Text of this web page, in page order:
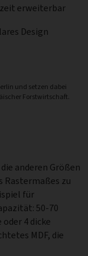
erweiterbar
Design
und setzen dabei
Forstwirtschaft.
anderen Größen
Rastermaßes zu
für
50-70
4 dicke
MDF, die